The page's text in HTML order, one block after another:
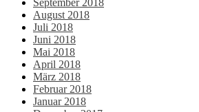
August 2018
Juli 2018
Juni 2018
Mai 2018
April 2018
März 2018
Februar 2018
Januar 2018